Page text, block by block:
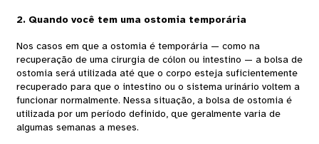
2. Quando você tem uma ostomia temporária
Nos casos em que a ostomia é temporária — como na
recuperação de uma cirurgia de cólon ou intestino — a bolsa de
ostomia será utilizada até que o corpo esteja suficientemente
recuperado para que o intestino ou o sistema urinário voltem a
funcionar normalmente. Nessa situação, a bolsa de ostomia é
utilizada por um período definido, que geralmente varia de
algumas semanas a meses.